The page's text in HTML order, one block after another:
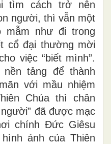
tìm cách trở nên
người, thì vẫn một
mẫm như đi trong
cổ đại thường mời
việc “biết mình”.
tảng để thành
với mầu nhiệm
Chúa thì chân
đã được mạc
chính Đức Giêsu
ảnh của Thiên